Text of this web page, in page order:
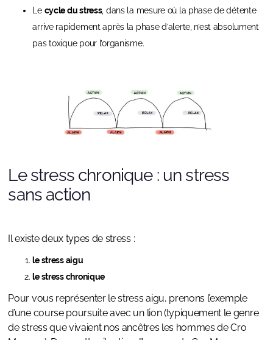
Le cycle du stress, dans la mesure où la phase de détente
arrive rapidement après la phase d’alerte, n’est absolument
pas toxique pour l’organisme.
Le stress chronique : un stress
sans action
Il existe deux types de stress :
le stress aigu
le stress chronique
Pour vous représenter le stress aigu, prenons l’exemple
d’une course poursuite avec un lion (typiquement le genre
de stress que vivaient nos ancêtres les hommes de Cro